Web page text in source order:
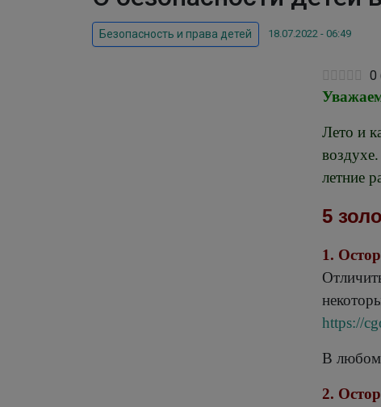
Безопасность и права детей 18.07.2022 - 06:49
0
Лето и
летние
5
1.
https://
В любом
2.